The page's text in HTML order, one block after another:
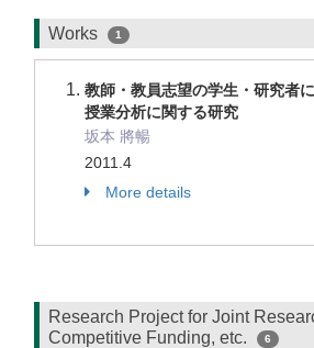
Works 1
教師・教員志望の学生・研究者
授業分析に関する研究
坂本 將暢
2011.4
More details
Research Project for Joint
Competitive Funding, etc.
6